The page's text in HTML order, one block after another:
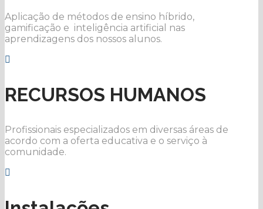
Aplicação de métodos de ensino híbrido,
gamificação e inteligência artificial nas
aprendizagens dos nossos alunos.
RECURSOS HUMANOS
Profissionais especializados em diversas áreas de
acordo com a oferta educativa e o serviço à
comunidade.